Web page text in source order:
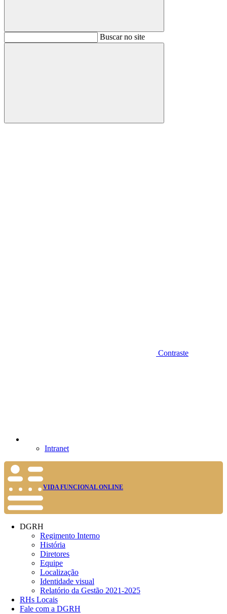
BuscarBuscar no site
Buscar
Contraste
Intranet
VIDA FUNCIONAL ONLINE
DGRH
Regimento Interno
História
Diretores
Equipe
Localização
Identidade visual
Relatório da Gestão 2021-2025
RHs Locais
Fale com a DGRH